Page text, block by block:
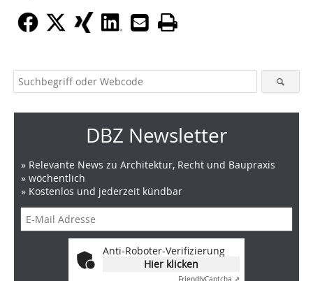
DBZ Newsletter
» Relevante News zu Architektur, Recht und Baupraxis
» wöchentlich
» Kostenlos und jederzeit kündbar
Anti-Roboter-Verifizierung
Hier klicken